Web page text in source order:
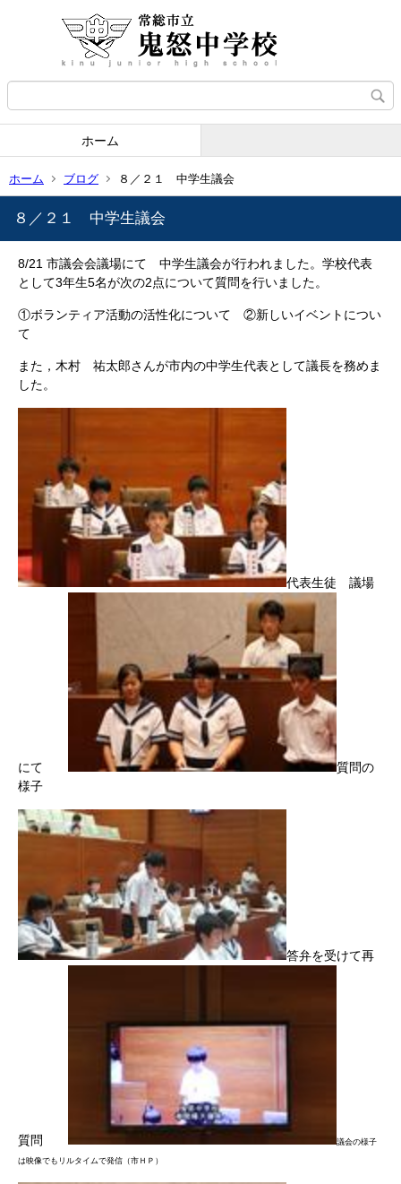
ホーム
ホーム ブログ ８／２１ 中学生議会
８／２１ 中学生議会
8/21 市議会会議場にて 中学生議会が行われました。学校代表
として3年生5名が次の2点について質問を行いました。
①ボランティア活動の活性化について ②新しいイベントについ
て
また，木村 祐太郎さんが市内の中学生代表として議長を務めま
した。
代表生徒 議場
にて
質問の
様子
答弁を受けて再
質問 議会の様子
は映像でもリルタイムで発信（市ＨＰ）